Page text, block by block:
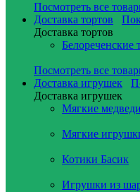
Посмотреть все
Доставка тортов
Доставка тортов
Белореченские
Посмотреть все
Доставка игрушек
Доставка игрушек
Мягкие медведи
Мягкие
Котики Басик
Игрушки из